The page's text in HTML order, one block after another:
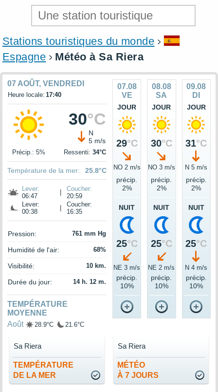
Stations touristiques du monde
Espagne
Météo à Sa Riera
07 AOÛT, VENDREDI
Heure locale: 17:40
30°C
N
5 m/s
Précip.: 5% Ressenti: 34°C
Température de la mer: 25.8°C
Lever:
06:47
Coucher:
20:59
Lever:
00:38
Coucher:
16:35
Pression: 761 mm Hg
Humidité de l'air: 68%
Visibilité: 10 km.
Durée du jour: 14 h. 12 m.
TEMPÉRATURE
MOYENNE
Août
28.9°C 21.6°C
07.08
VE
JOUR
29°C
NO 2 m/s
précip.
2%
NUIT
25°C
NE 3 m/s
précip.
10%
08.08
SA
JOUR
30°C
NO 3 m/s
précip.
2%
NUIT
25°C
NE 2 m/s
précip.
10%
09.08
DI
JOUR
31°C
N 5 m/s
précip.
2%
NUIT
25°C
N 4 m/s
précip.
10%
TEMPÉRATURE
DE LA MER
Sa Riera
MÉTÉO
À 7 JOURS
Sa Riera